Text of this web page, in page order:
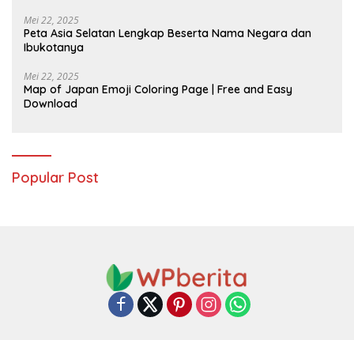
Mei 22, 2025
Peta Asia Selatan Lengkap Beserta Nama Negara dan
Ibukotanya
Mei 22, 2025
Map of Japan Emoji Coloring Page | Free and Easy
Download
Popular Post